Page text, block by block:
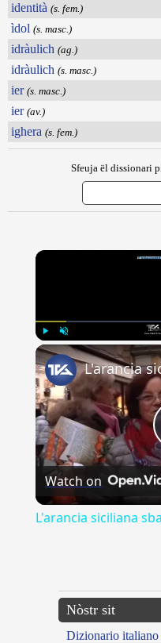
identità (s. fem.)
ìdol (s. masc.)
idràulich (ag.)
idràulich (s. masc.)
ier (s. masc.)
ier (av.)
ighera (s. fem.)
Sfeuja ël dissionari
Play Unmute
Watch on
L'arancia siciliana
Nòstr sit
Dizionario italiano